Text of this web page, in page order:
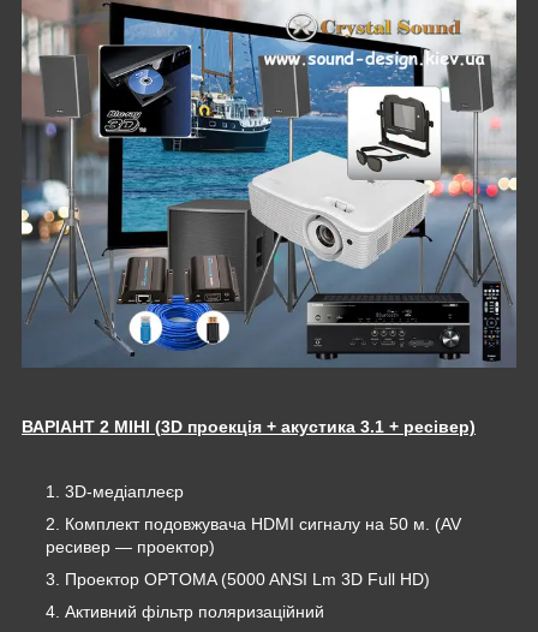
ВАРІАНТ 2 МІНІ (3D проекція + акустика 3.1 + ресівер)
3D-медіаплеєр
Комплект подовжувача HDMI сигналу на 50 м. (AV
ресивер ― проектор)
Проектор OPTOMA (5000 ANSI Lm 3D Full HD)
Активний фільтр поляризаційний